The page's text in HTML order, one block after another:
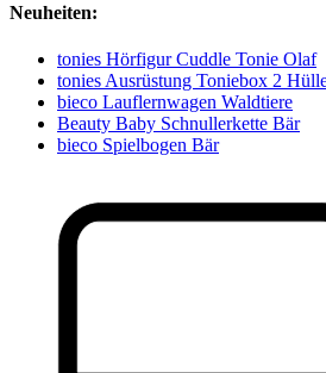
Neuheiten:
tonies Hörfigur Cuddle Tonie Olaf
tonies Ausrüstung Toniebox 2
bieco Lauflernwagen Waldtiere
Beauty Baby Schnullerkette Bär
bieco Spielbogen Bär